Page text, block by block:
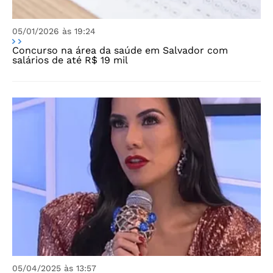
05/01/2026 às 19:24
Concurso na área da saúde em Salvador com
salários de até R$ 19 mil
05/04/2025 às 13:57